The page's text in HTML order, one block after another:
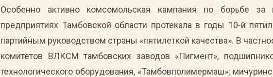
Особенно активно комсомольская кампания по борьбе за
предприятиях Тамбовской области протекала в годы 10-й
партийным руководством страны «пятилеткой качества». В
комитетов ВЛКСМ тамбовских заводов «Пигмент»,
технологического оборудования, «Тамбовполимермаш»;